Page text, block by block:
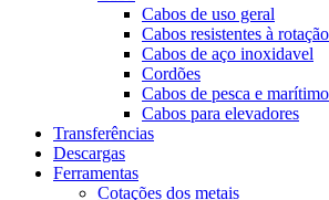
Cabos de uso geral
Cabos resistentes à
Cabos de aço inoxidavel
Cordões
Cabos de pesca e
Cabos para elevadores
Transferências
Descargas
Ferramentas
Cotações dos metais